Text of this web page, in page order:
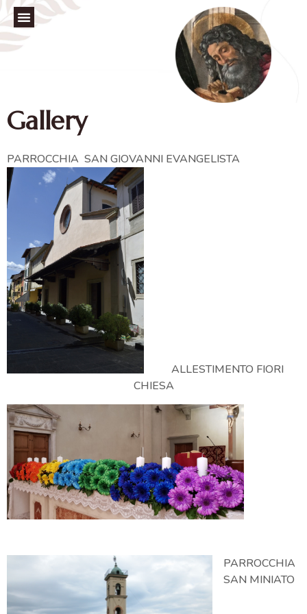
Gallery
PARROCCHIA SAN GIOVANNI EVANGELISTA
ALLESTIMENTO FIORI
CHIESA
PARROCCHIA
SAN MINIATO